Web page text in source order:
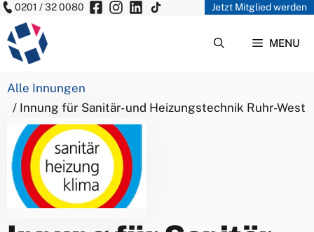
Zum
Inhalt
springen
0201 / 32 0080 Jetzt Mitglied werden
MENU
Alle Innungen
/ Innung für Sanitär- und Heizungstechnik Ruhr-West